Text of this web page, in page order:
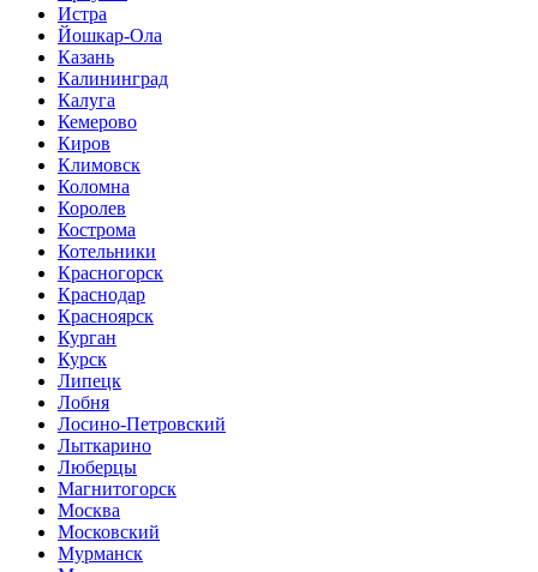
Истра
Йошкар-Ола
Казань
Калининград
Калуга
Кемерово
Киров
Климовск
Коломна
Королев
Кострома
Котельники
Красногорск
Краснодар
Красноярск
Курган
Курск
Липецк
Лобня
Лосино-Петровский
Лыткарино
Люберцы
Магнитогорск
Москва
Московский
Мурманск